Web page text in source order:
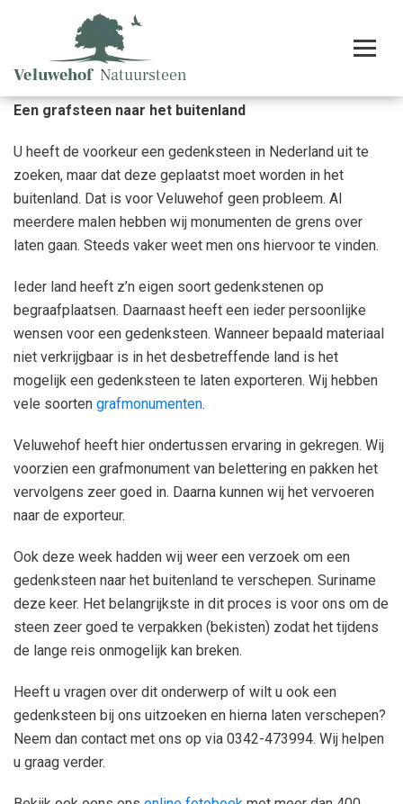
Een grafsteen naar het buitenland
U heeft de voorkeur een gedenksteen in Nederland uit te
zoeken, maar dat deze geplaatst moet worden in het
buitenland. Dat is voor Veluwehof geen probleem. Al
meerdere malen hebben wij monumenten de grens over
laten gaan. Steeds vaker weet men ons hiervoor te vinden.
Ieder land heeft z’n eigen soort gedenkstenen op
begraafplaatsen. Daarnaast heeft een ieder persoonlijke
wensen voor een gedenksteen. Wanneer bepaald materiaal
niet verkrijgbaar is in het desbetreffende land is het
mogelijk een gedenksteen te laten exporteren. Wij hebben
vele soorten grafmonumenten.
Veluwehof heeft hier ondertussen ervaring in gekregen. Wij
voorzien een grafmonument van belettering en pakken het
vervolgens zeer goed in. Daarna kunnen wij het vervoeren
naar de exporteur.
Ook deze week hadden wij weer een verzoek om een
gedenksteen naar het buitenland te verschepen. Suriname
deze keer. Het belangrijkste in dit proces is voor ons om de
steen zeer goed te verpakken (bekisten) zodat het tijdens
de lange reis onmogelijk kan breken.
Heeft u vragen over dit onderwerp of wilt u ook een
gedenksteen bij ons uitzoeken en hierna laten verschepen?
Neem dan contact met ons op via 0342-473994. Wij helpen
u graag verder.